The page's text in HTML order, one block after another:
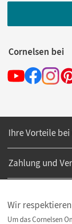
Cornelsen bei
Ihre Vorteile bei
Zahlung und
Wir
Um das Cornelsen